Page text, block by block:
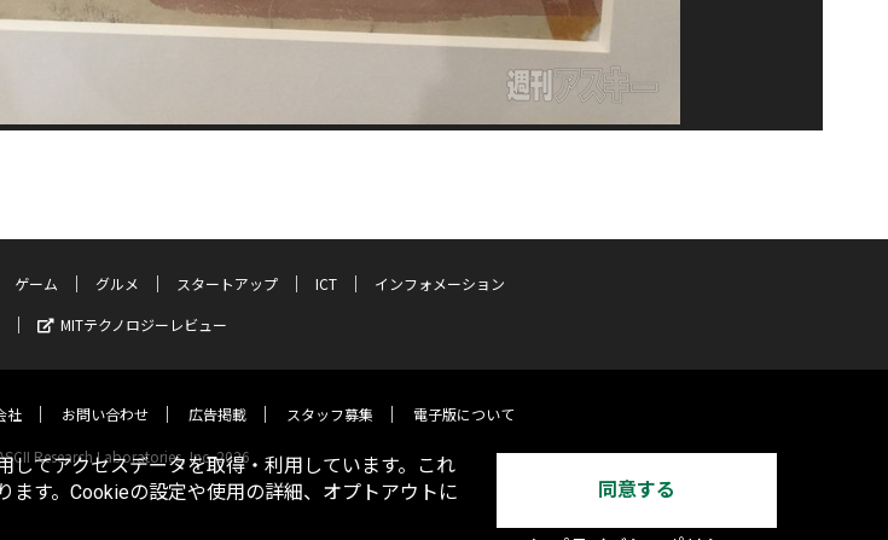
ゲーム グルメ スタートアップ ICT
インフォメーション
MITテクノロジーレビュー
社 お問い合わせ 広告掲載 スタッフ募集 電子版について
Research Laboratories, Inc. 2026
てアクセスデータを取得・利用しています。これ
す。Cookieの設定や使用の詳細、オプトアウトに
同意する